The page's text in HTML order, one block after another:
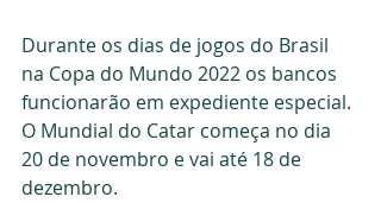
Durante os dias de jogos do Brasil
na Copa do Mundo 2022 os bancos
funcionarão em expediente especial.
O Mundial do Catar começa no dia
20 de novembro e vai até 18 de
dezembro.